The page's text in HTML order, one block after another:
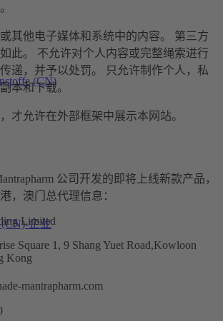
(CN)
(CN)-企业
其他电子媒体和系统中的内容。 第三方
此。 不允许对个人内容或完整绳索进行
递，并予以处罚。 只允许制作个人，私
本和下载。
才允许在外部框架中展示本网站。
公司开发的即将上线新款产品，
，澳门总代理信息：
Limited
Square 1, 9 Shang Yuet Road,Kowloon
Kong
mantrapharm.com